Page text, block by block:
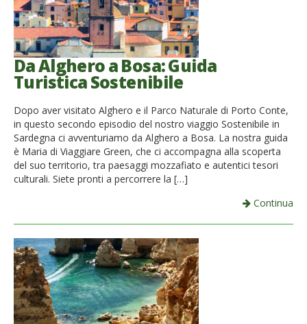
Da Alghero a Bosa: Guida
Turistica Sostenibile
Dopo aver visitato Alghero e il Parco Naturale di Porto Conte,
in questo secondo episodio del nostro viaggio Sostenibile in
Sardegna ci avventuriamo da Alghero a Bosa. La nostra guida
è Maria di Viaggiare Green, che ci accompagna alla scoperta
del suo territorio, tra paesaggi mozzafiato e autentici tesori
culturali. Siete pronti a percorrere la […]
Continua